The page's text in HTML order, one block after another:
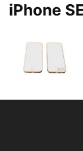
iPhone